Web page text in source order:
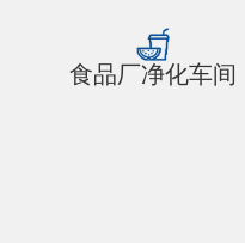
食品厂净化车间